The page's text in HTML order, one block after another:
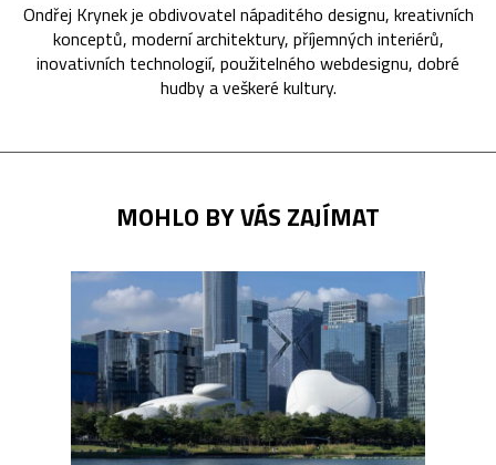
Ondřej Krynek je obdivovatel nápaditého designu, kreativních
konceptů, moderní architektury, příjemných interiérů,
inovativních technologií, použitelného webdesignu, dobré
hudby a veškeré kultury.
MOHLO BY VÁS ZAJÍMAT